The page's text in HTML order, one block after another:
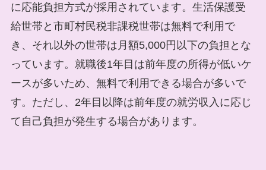
に応能負担方式が採用されています。生活保護受
給世帯と市町村民税非課税世帯は無料で利用で
き、それ以外の世帯は月額5,000円以下の負担とな
っています。就職後1年目は前年度の所得が低いケ
ースが多いため、無料で利用できる場合が多いで
す。ただし、2年目以降は前年度の就労収入に応じ
て自己負担が発生する場合があります。